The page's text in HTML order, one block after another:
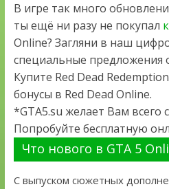
В игре так много
ты ещё ни разу не покупал
Online? Загляни в наш
специальные предложения
Купите Red Dead
бонусы в Red Dead Online.
*GTA5.su желает Вам всего
Попробуйте бесплатную
Что нового в GTA 5
С выпуском сюжетных